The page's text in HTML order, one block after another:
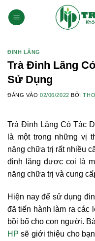
qua
ĐINH LĂNG
Trà Đinh Lăng
Sử Dụng
ĐĂNG VÀO02/06/2022 BỞI
Trà Đinh Lăng Có Tác
là một trong những vị
năng chữa trị rất nhiều
đinh lăng được coi là
năng chữa trị và cung
Hiện nay để sử dụng
đã tiến hành làm ra các
bồi bổ cho con người.
HP sẽ giới thiệu cho bạn